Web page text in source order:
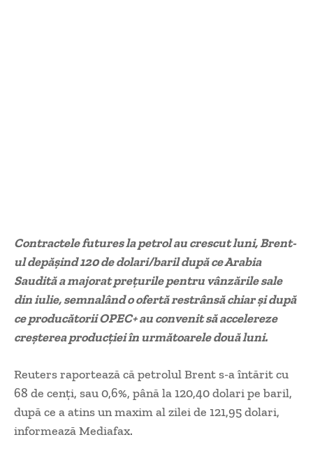
Contractele futures la petrol au crescut luni, Brent-
ul depășind 120 de dolari/baril după ce Arabia
Saudită a majorat prețurile pentru vânzările sale
din iulie, semnalând o ofertă restrânsă chiar și după
ce producătorii OPEC+ au convenit să accelereze
creșterea producției în următoarele două luni.
Reuters raportează că petrolul Brent s-a întărit cu
68 de cenți, sau 0,6%, până la 120,40 dolari pe baril,
după ce a atins un maxim al zilei de 121,95 dolari,
informează Mediafax.